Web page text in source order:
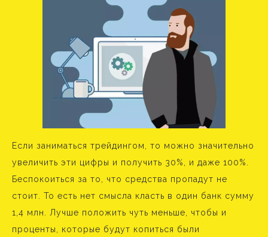
Если заниматься трейдингом, то можно значительно
увеличить эти цифры и получить 30%, и даже 100%.
Беспокоиться за то, что средства пропадут не
стоит. То есть нет смысла класть в один банк сумму
1,4 млн. Лучше положить чуть меньше, чтобы и
проценты, которые будут копиться были